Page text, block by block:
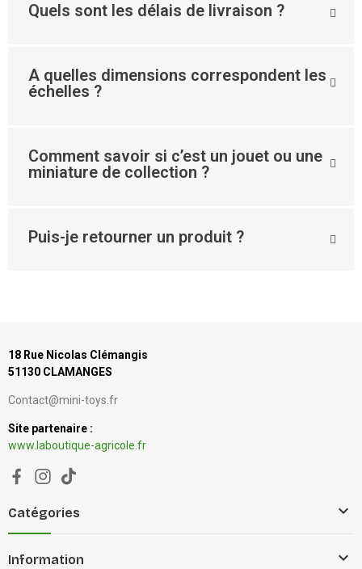
Quels sont les délais de livraison ?
A quelles dimensions correspondent les
échelles ?
Comment savoir si c’est un jouet ou une
miniature de collection ?
Puis-je retourner un produit ?
18 Rue Nicolas Clémangis
51130 CLAMANGES
Contact@mini-toys.fr
Site partenaire :
www.laboutique-agricole.fr
Catégories 
Information 